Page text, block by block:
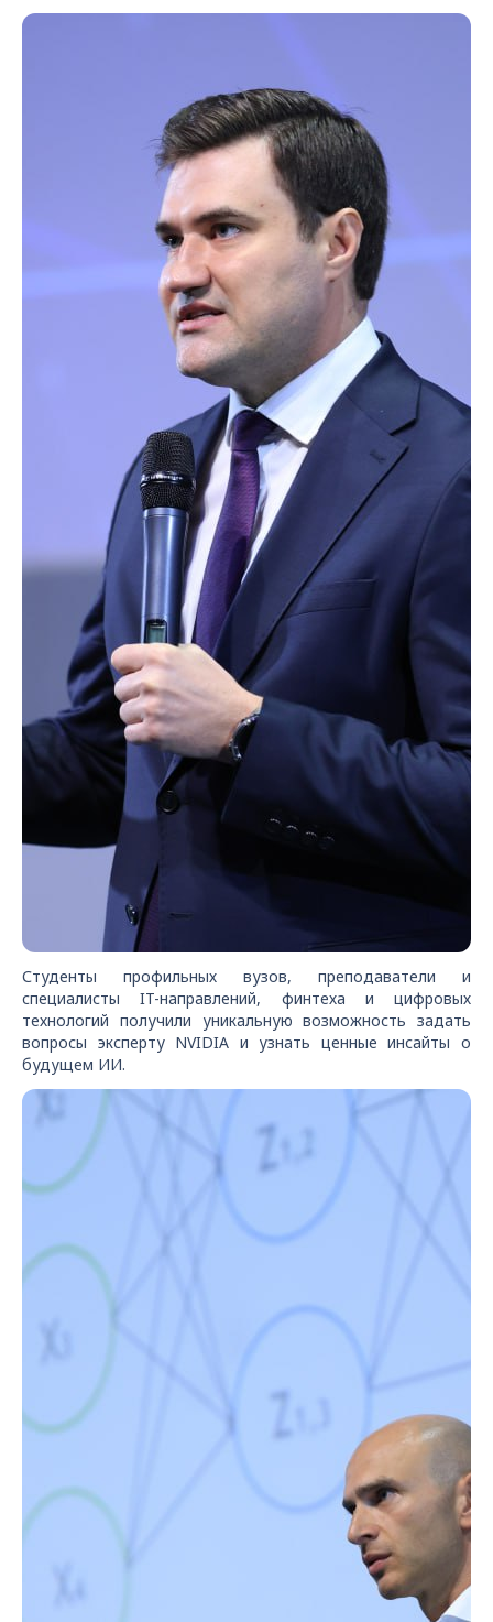
Студенты профильных вузов, преподаватели и
специалисты IT-направлений, финтеха и цифровых
технологий получили уникальную возможность задать
вопросы эксперту NVIDIA и узнать ценные инсайты о
будущем ИИ.